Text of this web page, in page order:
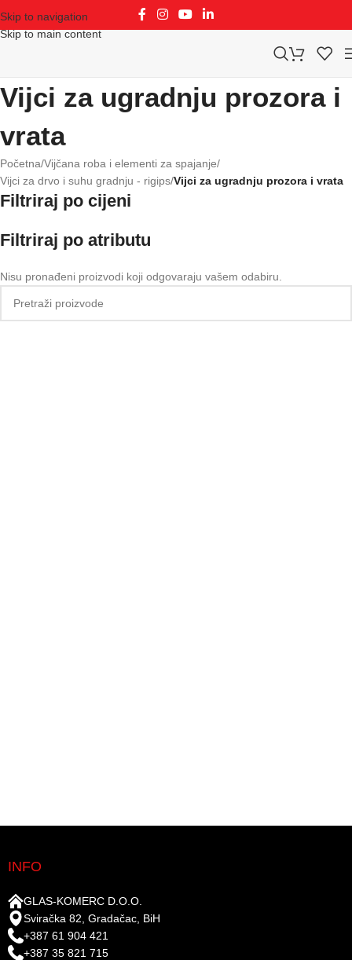
Skip to navigation
Skip to main content
Vijci za ugradnju prozora i
vrata
Početna/Vijčana roba i elementi za spajanje/
Vijci za drvo i suhu gradnju - rigips/Vijci za ugradnju prozora i vrata
Filtriraj po cijeni
Filtriraj po atributu
Nisu pronađeni proizvodi koji odgovaraju vašem odabiru.
INFO
GLAS-KOMERC D.O.O.
Sviračka 82, Gradačac, BiH
+387 61 904 421
+387 35 821 715